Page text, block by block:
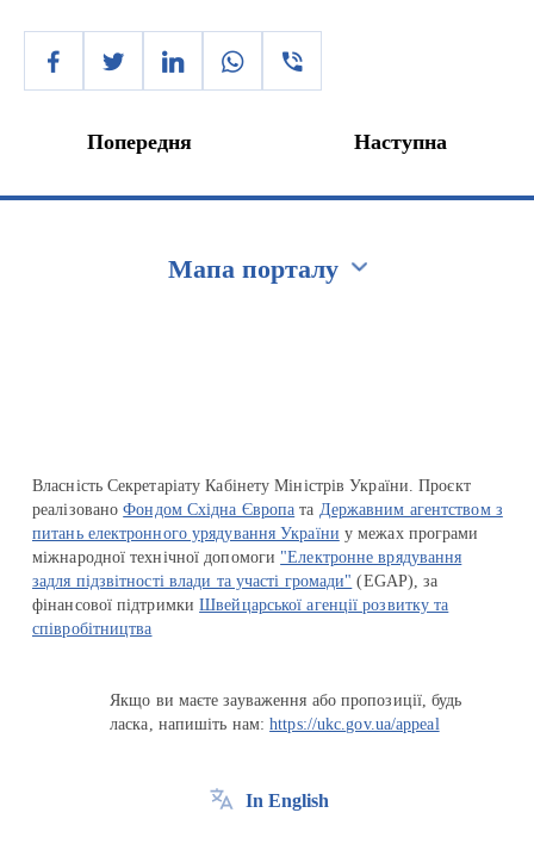
Попередня Наступна
Мапа порталу
Власність Секретаріату Кабінету Міністрів України. Проєкт
реалізованоФондом Східна Європа та Державним агентством з
питань електронного урядування України у межах програми
міжнародної технічної допомоги "Електронне врядування
задля підзвітності влади та участі громади" (EGAP), за
фінансової підтримкиШвейцарської агенції розвитку та
співробітництва
Якщо ви маєте зауваження або пропозиції, будь
ласка, напишіть нам:https://ukc.gov.ua/appeal
In English